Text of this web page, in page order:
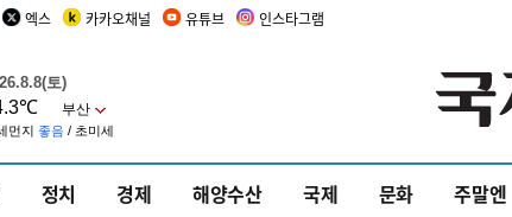
엑스 카카오채널 유튜브 인스타그램
정치 경제 해양수산 국제 문화 주말엔